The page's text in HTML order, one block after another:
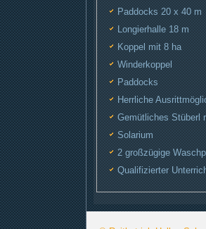
Paddocks 20 x 40 m
Longierhalle 18 m
Koppel mit 8 ha
Winderkoppel
Paddocks
Herrliche
Gemütliches Stüberl
Solarium
2 großzügige
Qualifizierter